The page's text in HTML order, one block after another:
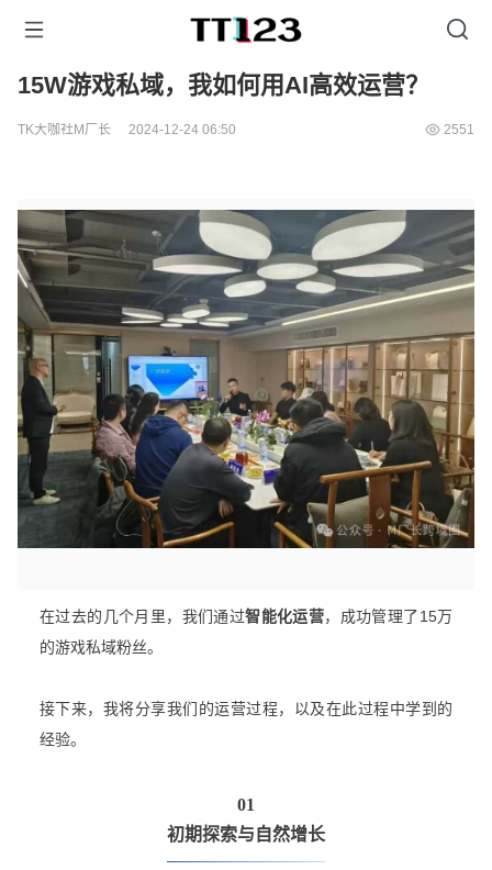
15W游戏私域，我如何用AI高效运营？
TK大咖社M厂长 2024-12-24 06:50 2551
在过去的几个月里，我们通过智能化运营，成功管理了15万
的游戏私域粉丝。
接下来，我将分享我们的运营过程，以及在此过程中学到的
经验。
01
初期探索与自然增长